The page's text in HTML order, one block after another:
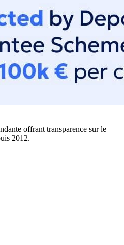
offrant transparence sur le
2012.